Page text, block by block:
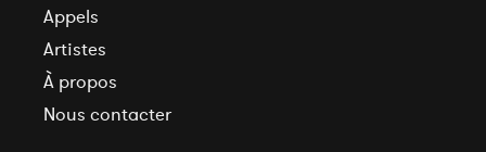
Appels
Artistes
À propos
Nous contacter